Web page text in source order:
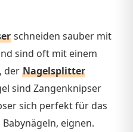
schneiden sauber mit
sind oft mit einem
der Nagelsplitter
sind Zangenknipser
sich perfekt für das
eignen.